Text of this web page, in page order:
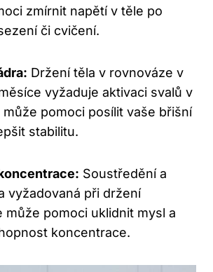
zmírnit napětí v těle po
či cvičení.
Držení těla v rovnováze v
vyžaduje aktivaci svalů v
může pomoci posílit vaše břišní
stabilitu.
Soustředění a
vyžadovaná při držení
může pomoci uklidnit mysl a
koncentrace.